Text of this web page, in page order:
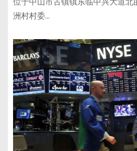
洲村村委…